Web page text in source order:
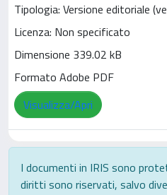
Tipologia: Versione editoriale
Licenza: Non specificato
Dimensione 339.02 kB
Formato Adobe PDF
Visualizza/Apri
I documenti in IRIS sono
diritti sono riservati, salvo